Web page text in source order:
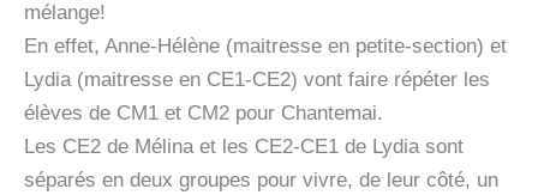
mélange!
En effet, Anne-Hélène (maitresse en petite-section) et
Lydia (maitresse en CE1-CE2) vont faire répéter les
élèves de CM1 et CM2 pour Chantemai.
Les CE2 de Mélina et les CE2-CE1 de Lydia sont
séparés en deux groupes pour vivre, de leur côté, un